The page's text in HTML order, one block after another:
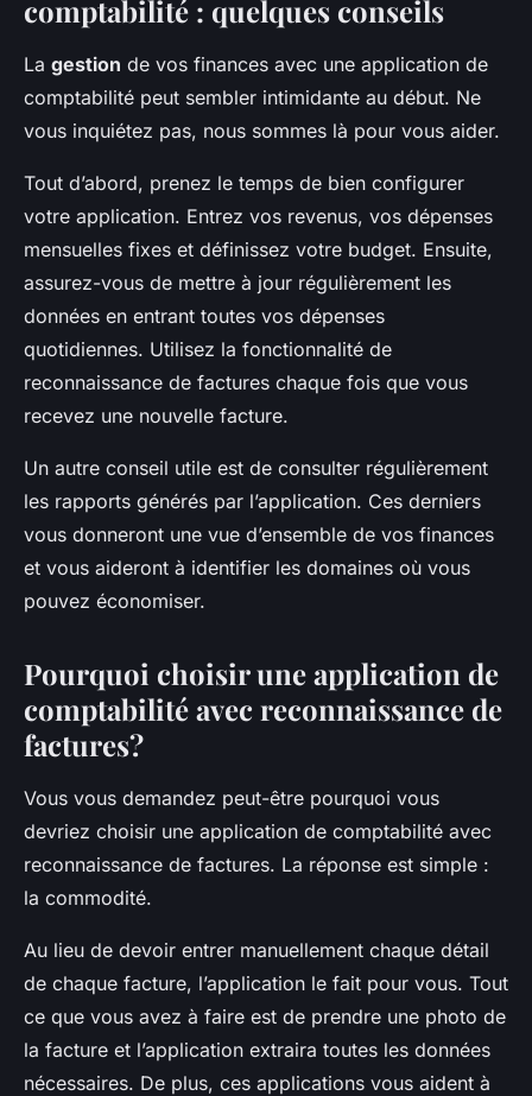
comptabilité : quelques conseils
La gestion de vos finances avec une application de
comptabilité peut sembler intimidante au début. Ne
vous inquiétez pas, nous sommes là pour vous aider.
Tout d’abord, prenez le temps de bien configurer
votre application. Entrez vos revenus, vos dépenses
mensuelles fixes et définissez votre budget. Ensuite,
assurez-vous de mettre à jour régulièrement les
données en entrant toutes vos dépenses
quotidiennes. Utilisez la fonctionnalité de
reconnaissance de factures chaque fois que vous
recevez une nouvelle facture.
Un autre conseil utile est de consulter régulièrement
les rapports générés par l’application. Ces derniers
vous donneront une vue d’ensemble de vos finances
et vous aideront à identifier les domaines où vous
pouvez économiser.
Pourquoi choisir une application de
comptabilité avec reconnaissance de
factures?
Vous vous demandez peut-être pourquoi vous
devriez choisir une application de comptabilité avec
reconnaissance de factures. La réponse est simple :
la commodité.
Au lieu de devoir entrer manuellement chaque détail
de chaque facture, l’application le fait pour vous. Tout
ce que vous avez à faire est de prendre une photo de
la facture et l’application extraira toutes les données
nécessaires. De plus, ces applications vous aident à